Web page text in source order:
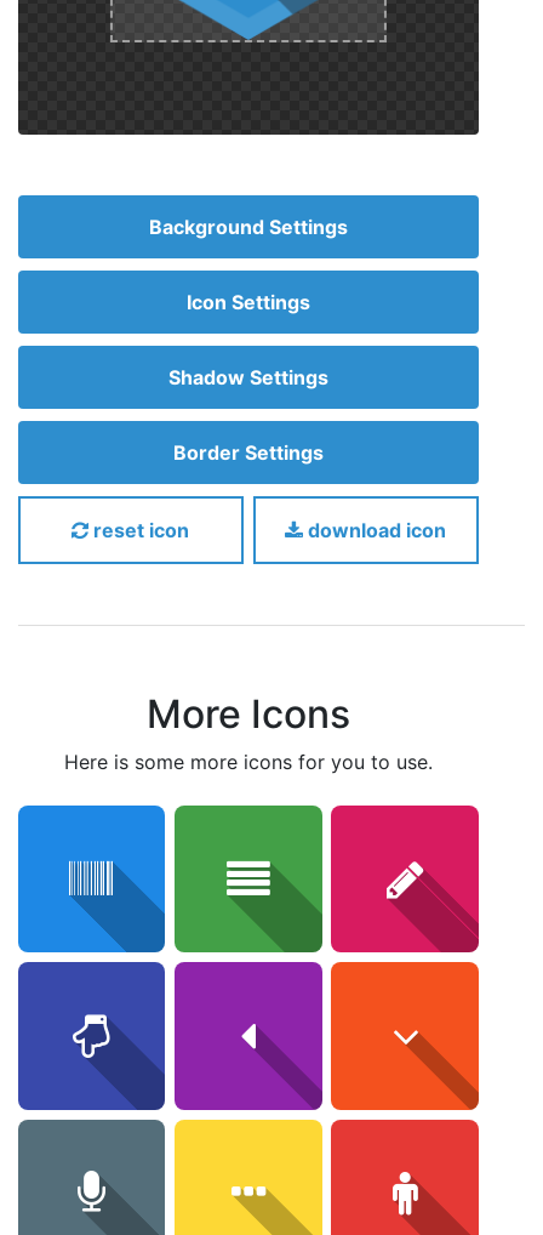
Background Settings
Icon Settings
Shadow Settings
Border Settings
reset icon download icon
More Icons
here is some more icons for you to use.